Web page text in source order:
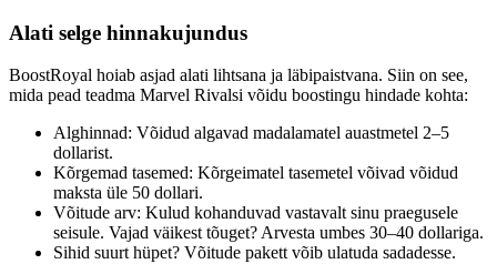
Alati selge hinnakujundus
BoostRoyal hoiab asjad alati lihtsana ja läbipaistvana. Siin on see,
mida pead teadma Marvel Rivalsi võidu boostingu hindade kohta:
Alghinnad: Võidud algavad madalamatel auastmetel 2–5
dollarist.
Kõrgemad tasemed: Kõrgeimatel tasemetel võivad võidud
maksta üle 50 dollari.
Võitude arv: Kulud kohanduvad vastavalt sinu praegusele
seisule. Vajad väikest tõuget? Arvesta umbes 30–40 dollariga.
Sihid suurt hüpet? Võitude pakett võib ulatuda sadadesse.